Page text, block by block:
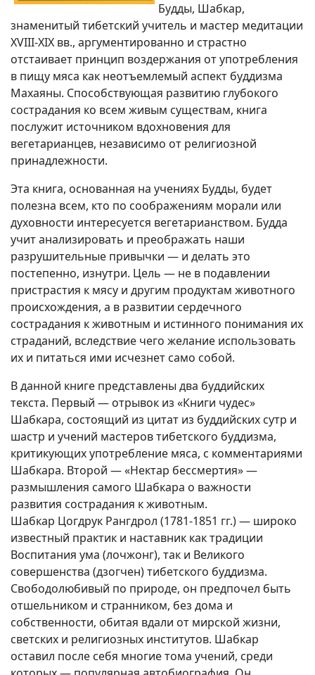
Будды, Шабкар,
знаменитый тибетский учитель и мастер медитации
XVIII-XIX вв., аргументированно и страстно
отстаивает принцип воздержания от употребления
в пищу мяса как неотъемлемый аспект буддизма
Махаяны. Способствующая развитию глубокого
сострадания ко всем живым существам, книга
послужит источником вдохновения для
вегетарианцев, независимо от религиозной
принадлежности.
Эта книга, основанная на учениях Будды, будет
полезна всем, кто по соображениям морали или
духовности интересуется вегетарианством. Будда
учит анализировать и преображать наши
разрушительные привычки — и делать это
постепенно, изнутри. Цель — не в подавлении
пристрастия к мясу и другим продуктам животного
происхождения, а в развитии сердечного
сострадания к животным и истинного понимания их
страданий, вследствие чего желание использовать
их и питаться ими исчезнет само собой.
В данной книге представлены два буддийских
текста. Первый — отрывок из «Книги чудес»
Шабкара, состоящий из цитат из буддийских сутр и
шастр и учений мастеров тибетского буддизма,
критикующих употребление мяса, с комментариями
Шабкара. Второй — «Нектар бессмертия» —
размышления самого Шабкара о важности
развития сострадания к животным.
Шабкар Цогдрук Рангдрол (1781-1851 гг.) — широко
известный практик и наставник как традиции
Воспитания ума (лочжонг), так и Великого
совершенства (дзогчен) тибетского буддизма.
Свободолюбивый по природе, он предпочел быть
отшельником и странником, без дома и
собственности, обитая вдали от мирской жизни,
светских и религиозных институтов. Шабкар
оставил после себя многие тома учений, среди